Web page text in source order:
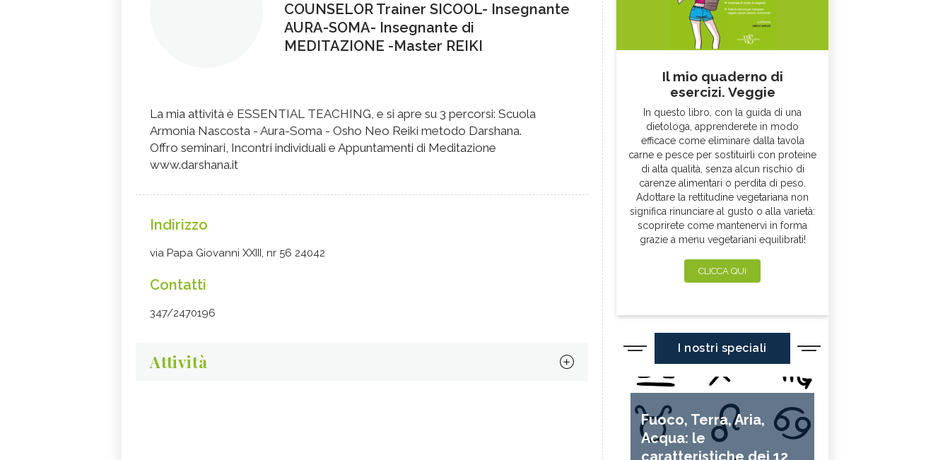
COUNSELOR Trainer SICOOL- Insegnante
AURA-SOMA- Insegnante di
MEDITAZIONE -Master REIKI
La mia attività è ESSENTIAL TEACHING, e si apre su 3 percorsi: Scuola
Armonia Nascosta - Aura-Soma - Osho Neo Reiki metodo Darshana.
Offro seminari, Incontri individuali e Appuntamenti di Meditazione
www.darshana.it
Indirizzo
via Papa Giovanni XXIII, nr 56 24042
Contatti
347/2470196
Attività
Il mio quaderno di
esercizi. Veggie
In questo libro, con la guida di una
dietologa, apprenderete in modo
efficace come eliminare dalla tavola
carne e pesce per sostituirli con proteine
di alta qualità, senza alcun rischio di
carenze alimentari o perdita di peso.
Adottare la rettitudine vegetariana non
significa rinunciare al gusto o alla varietà:
scoprirete come mantenervi in forma
grazie a menu vegetariani equilibrati!
CLICCA QUI
I nostri speciali
Fuoco, Terra, Aria,
Acqua: le
caratteristiche dei 12